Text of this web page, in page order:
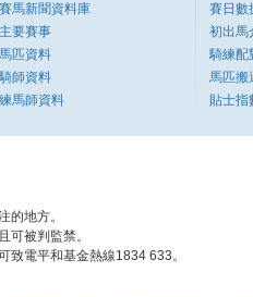
賽馬新聞資料庫
主要賽事
馬匹資料
騎師資料
練馬師資料
賽日數
初出馬
騎練配
馬匹搬
貼士指
的地方。
可被判監禁。
致電平和基金熱線1834 633。